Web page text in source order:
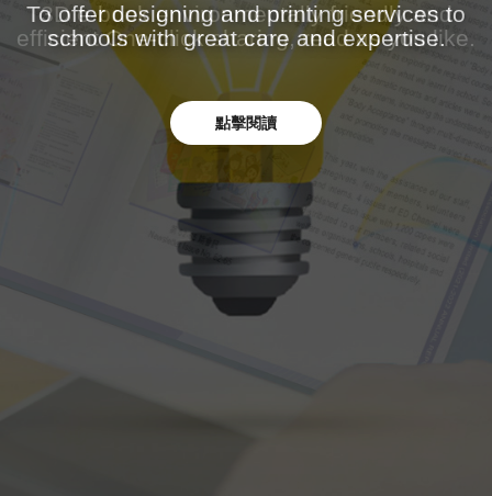
To offer designing and printing services to
schools with great care and expertise.
點擊閱讀